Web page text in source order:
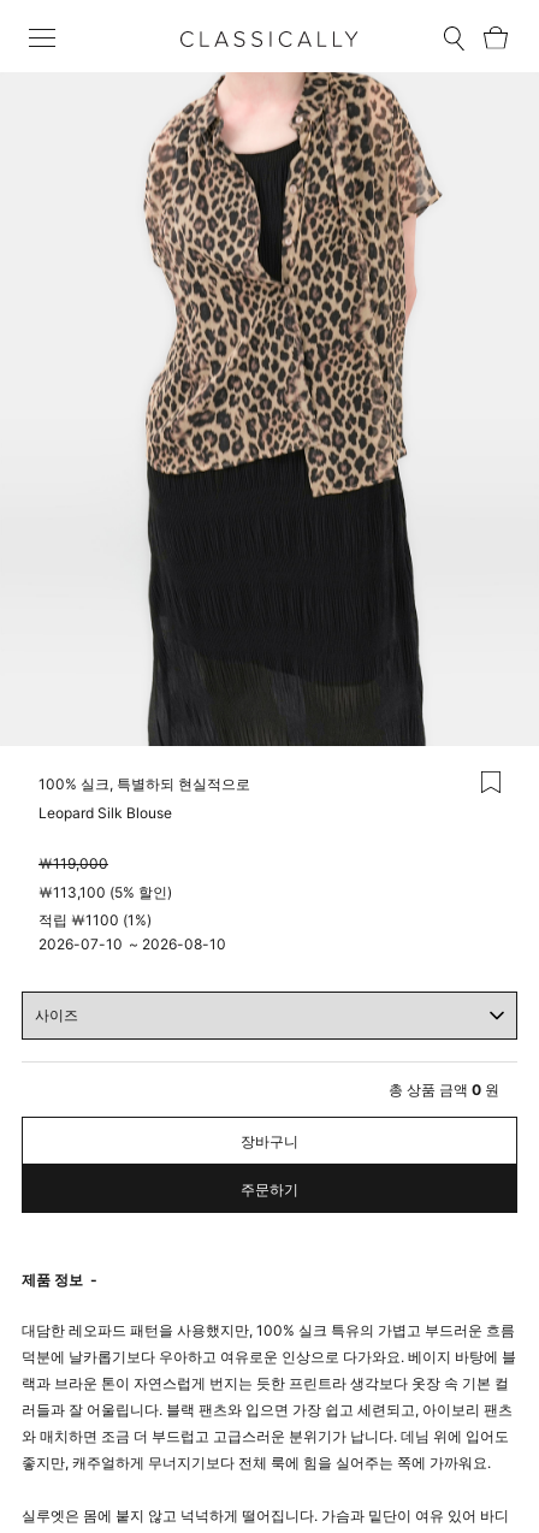
100% 실크, 특별하되 현실적으로
Leopard Silk Blouse
￦119,000
￦113,100 (5% 할인)
적립 ￦1100 (1%)
2026-07-10 ~ 2026-08-10
총 상품 금액 0 원
장바구니
주문하기
제품 정보 -
대담한 레오파드 패턴을 사용했지만, 100% 실크 특유의 가볍고 부드러운 흐름
덕분에 날카롭기보다 우아하고 여유로운 인상으로 다가와요. 베이지 바탕에 블
랙과 브라운 톤이 자연스럽게 번지는 듯한 프린트라 생각보다 옷장 속 기본 컬
러들과 잘 어울립니다. 블랙 팬츠와 입으면 가장 쉽고 세련되고, 아이보리 팬츠
와 매치하면 조금 더 부드럽고 고급스러운 분위기가 납니다. 데님 위에 입어도
좋지만, 캐주얼하게 무너지기보다 전체 룩에 힘을 실어주는 쪽에 가까워요.
실루엣은 몸에 붙지 않고 넉넉하게 떨어집니다. 가슴과 밑단이 여유 있어 바디